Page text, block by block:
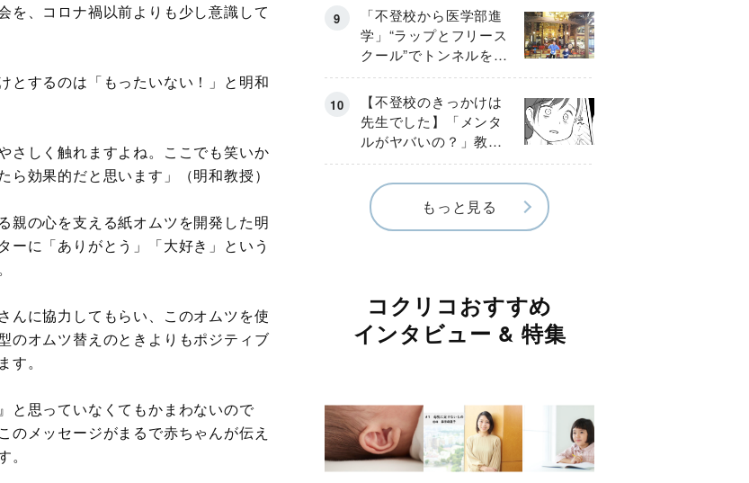
を、コロナ禍以前よりも少し意識して
とするのは「もったいない！」と明和
さしく触れますよね。ここでも笑いか
効果的だと思います」（明和教授）
親の心を支える紙オムツを開発した明
ーに「ありがとう」「大好き」という
んに協力してもらい、このオムツを使
のオムツ替えのときよりもポジティブ
。
と思っていなくてもかまわないので
のメッセージがまるで赤ちゃんが伝え
「不登校から医学部進
学」“ラップとフリース
クール”でトンネルを脱
して高校受験へ〔元野
球少年の実話〕
【不登校のきっかけは
先生でした】「メンタ
ルがヤバいの？」教室
で始まった悪ふざけ
《第３話》
もっと見る
コクリコおすすめ
インタビュー & 特集